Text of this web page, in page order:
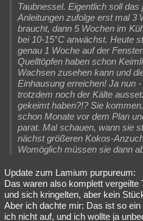
Taubnessel. Eigentlich soll
Anleitungen zufolge erst mal 3
braucht, dann 5 Wochen im
bei 10-15°C anwächst. Heute
genau 1 Woche auf der
Quelltöpfen haben schon
Wachsen zusehen kann und
Einhausung erreichen! Ja nun
trotzdem noch der Kälte
gekeimt haben?!? Sie
schon Monate vor dem Plan
parat. Mal schauen, wann sie
nächst größeren Kokos-
Womöglich müssen sie dann
Update zum Lamium purpureum:
Das waren also komplett vergeilte
und sich kringelten, aber kein
Aber ich dachte mir: Das ist so
ich nicht auf, und ich wollte ja